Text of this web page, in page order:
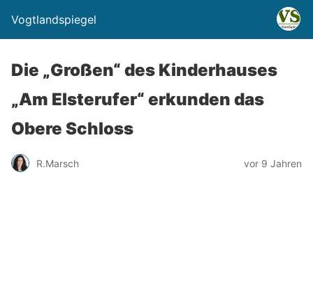
Vogtlandspiegel
Die „Großen“ des Kinderhauses
„Am Elsterufer“ erkunden das
Obere Schloss
R.Marsch vor 9 Jahren